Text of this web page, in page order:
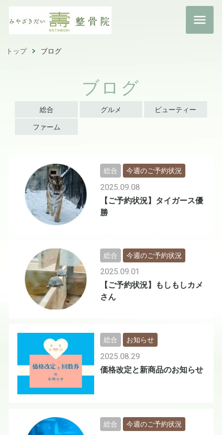
トップ ブログ
ブログ
総合 グルメ ビューティー
ファーム
【ご予約状況】タイガース優
勝
2025.09.08
総合 今週のご予約状況
【ご予約状況】もしもしカメ
さん
2025.09.01
総合 今週のご予約状況
価格改定と新商品のお知らせ
2025.08.29
総合 お知らせ
総合 今週のご予約状況